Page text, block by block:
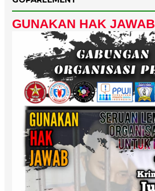
GUNAKAN HAK JAWAB